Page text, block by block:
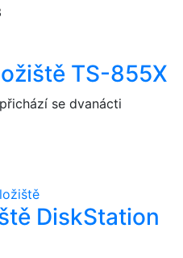
TS-855X
se dvanácti
DiskStation